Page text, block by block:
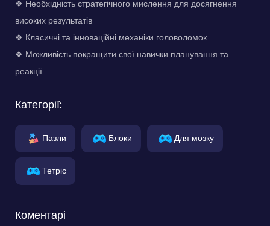
❖ Необхідність стратегічного мислення для досягнення
високих результатів
❖ Класичні та інноваційні механіки головоломок
❖ Можливість покращити свої навички планування та
реакції
Категорії:
Пазли Блоки Для мозку
Тетріс
Коментарі